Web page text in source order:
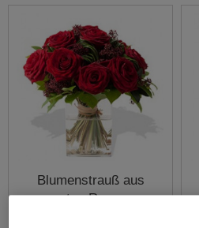
Blumenstrauß aus
roten Rosen